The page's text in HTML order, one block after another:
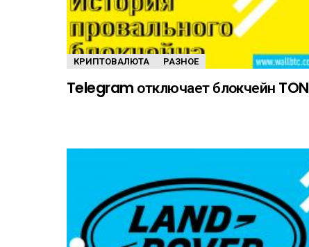
КРИПТОВАЛЮТА РАЗНОЕ
Telegram отключает блокчейн TON